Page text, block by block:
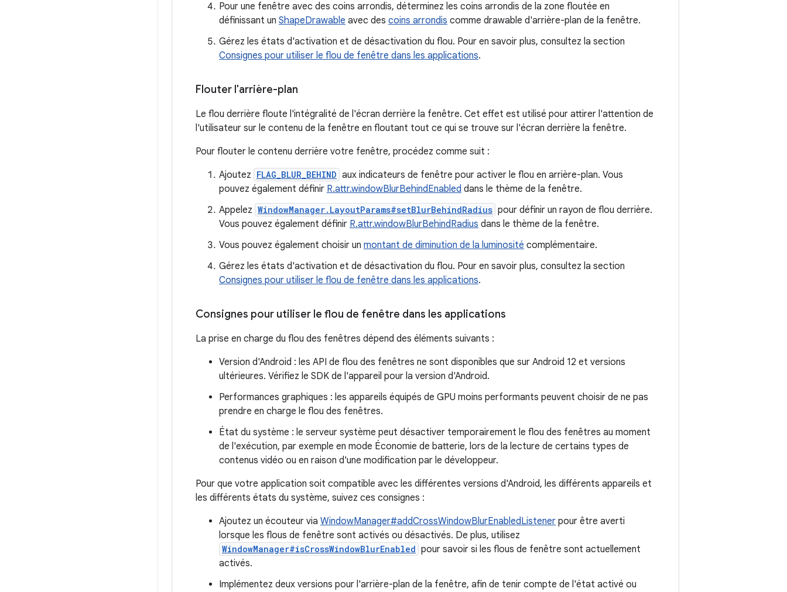
Pour une fenêtre avec des coins arrondis, déterminez les coins arrondis de la zone floutée en
définissant un ShapeDrawable avec des coins arrondis comme drawable d'arrière-plan de la fenêtre.
Gérez les états d'activation et de désactivation du flou. Pour en savoir plus, consultez la section
Consignes pour utiliser le flou de fenêtre dans les applications.
Flouter l'arrière-plan
Le flou derrière floute l'intégralité de l'écran derrière la fenêtre. Cet effet est utilisé pour attirer l'attention de
l'utilisateur sur le contenu de la fenêtre en floutant tout ce qui se trouve sur l'écran derrière la fenêtre.
Pour flouter le contenu derrière votre fenêtre, procédez comme suit :
Ajoutez FLAG_BLUR_BEHIND aux indicateurs de fenêtre pour activer le flou en arrière-plan. Vous
pouvez également définir R.attr.windowBlurBehindEnabled dans le thème de la fenêtre.
Appelez WindowManager.LayoutParams#setBlurBehindRadius pour définir un rayon de flou derrière.
Vous pouvez également définir R.attr.windowBlurBehindRadius dans le thème de la fenêtre.
Vous pouvez également choisir un montant de diminution de la luminosité complémentaire.
Gérez les états d'activation et de désactivation du flou. Pour en savoir plus, consultez la section
Consignes pour utiliser le flou de fenêtre dans les applications.
Consignes pour utiliser le flou de fenêtre dans les applications
La prise en charge du flou des fenêtres dépend des éléments suivants :
Version d'Android : les API de flou des fenêtres ne sont disponibles que sur Android 12 et versions
ultérieures. Vérifiez le SDK de l'appareil pour la version d'Android.
Performances graphiques : les appareils équipés de GPU moins performants peuvent choisir de ne pas
prendre en charge le flou des fenêtres.
État du système : le serveur système peut désactiver temporairement le flou des fenêtres au moment
de l'exécution, par exemple en mode Économie de batterie, lors de la lecture de certains types de
contenus vidéo ou en raison d'une modification par le développeur.
Pour que votre application soit compatible avec les différentes versions d'Android, les différents appareils et
les différents états du système, suivez ces consignes :
Ajoutez un écouteur via WindowManager#addCrossWindowBlurEnabledListener pour être averti
lorsque les flous de fenêtre sont activés ou désactivés. De plus, utilisez
WindowManager#isCrossWindowBlurEnabled pour savoir si les flous de fenêtre sont actuellement
activés.
Implémentez deux versions pour l'arrière-plan de la fenêtre, afin de tenir compte de l'état activé ou